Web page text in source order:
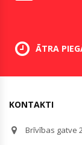
ĀTRA
KONTAKTI
Brīvības gatve